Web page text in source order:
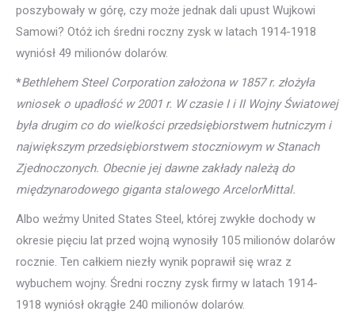
poszybowały w górę, czy może jednak dali upust Wujkowi
Samowi? Otóż ich średni roczny zysk w latach 1914-1918
wyniósł 49 milionów dolarów.
*Bethlehem Steel Corporation założona w 1857 r. złożyła
wniosek o upadłość w 2001 r. W czasie I i II Wojny Światowej
była drugim co do wielkości przedsiębiorstwem hutniczym i
największym przedsiębiorstwem stoczniowym w Stanach
Zjednoczonych. Obecnie jej dawne zakłady należą do
międzynarodowego giganta stalowego ArcelorMittal.
Albo weźmy United States Steel, której zwykłe dochody w
okresie pięciu lat przed wojną wynosiły 105 milionów dolarów
rocznie. Ten całkiem niezły wynik poprawił się wraz z
wybuchem wojny. Średni roczny zysk firmy w latach 1914-
1918 wyniósł okrągłe 240 milionów dolarów.